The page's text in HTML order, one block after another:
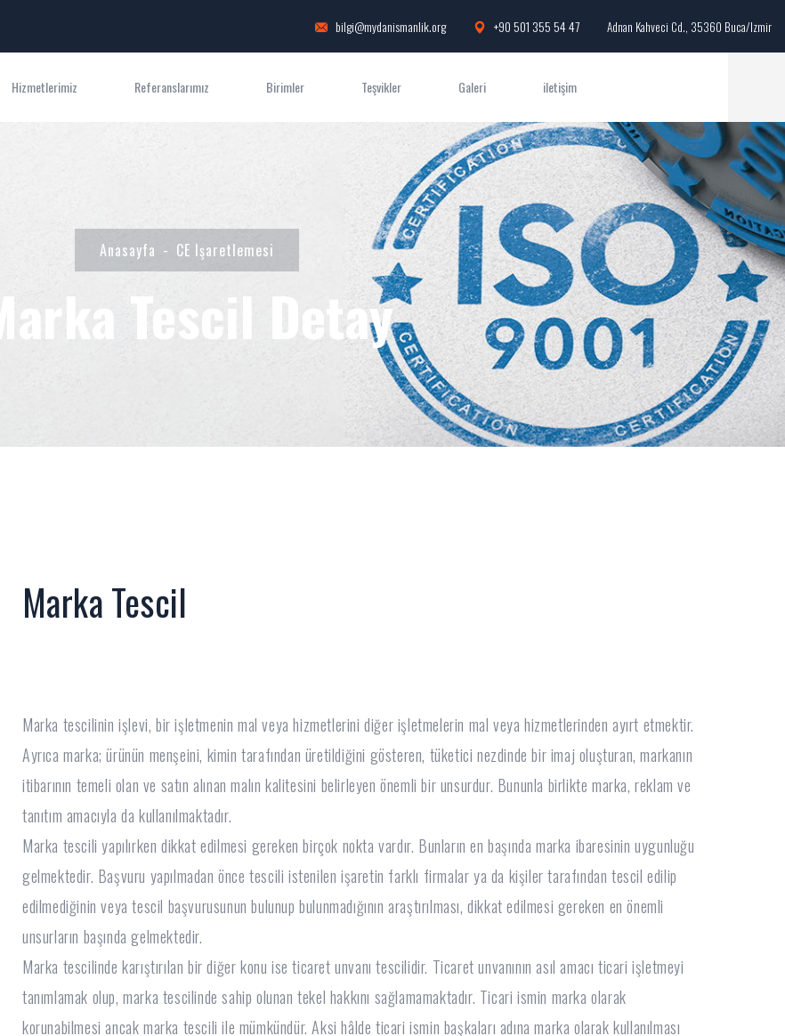
bilgi@mydanismanlik.org +90 501 355 54 47 Adnan Kahveci Cd., 35360 Buca/Izmir
Hizmetlerimiz Referanslarımız Birimler Teşvikler Galeri iletişim
Anasayfa CE Işaretlemesi
Marka Tescil Detay
Marka Tescil
Marka tescilinin işlevi, bir işletmenin mal veya hizmetlerini diğer işletmelerin mal veya hizmetlerinden ayırt etmektir.
Ayrıca marka; ürünün menşeini, kimin tarafından üretildiğini gösteren, tüketici nezdinde bir imaj oluşturan, markanın
itibarının temeli olan ve satın alınan malın kalitesini belirleyen önemli bir unsurdur. Bununla birlikte marka, reklam ve
tanıtım amacıyla da kullanılmaktadır.
Marka tescili yapılırken dikkat edilmesi gereken birçok nokta vardır. Bunların en başında marka ibaresinin uygunluğu
gelmektedir. Başvuru yapılmadan önce tescili istenilen işaretin farklı firmalar ya da kişiler tarafından tescil edilip
edilmediğinin veya tescil başvurusunun bulunup bulunmadığının araştırılması, dikkat edilmesi gereken en önemli
unsurların başında gelmektedir.
Marka tescilinde karıştırılan bir diğer konu ise ticaret unvanı tescilidir. Ticaret unvanının asıl amacı ticari işletmeyi
tanımlamak olup, marka tescilinde sahip olunan tekel hakkını sağlamamaktadır. Ticari ismin marka olarak
korunabilmesi ancak marka tescili ile mümkündür. Aksi hâlde ticari ismin başkaları adına marka olarak kullanılması